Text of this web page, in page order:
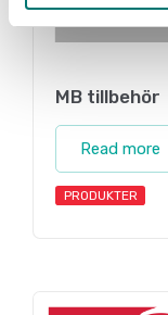
MB tillbehör
Read more
PRODUKTER